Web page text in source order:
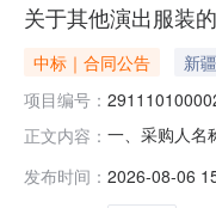
关于其他演出服装
中标｜合同公告 新
项目编号：
正文内容： 一、采购人名
服务要求或标
发布时间： 2026-08-06